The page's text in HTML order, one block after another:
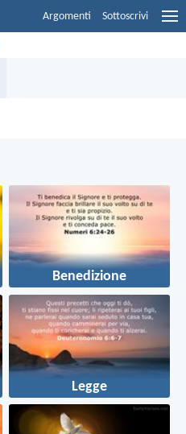
Argomenti Sottoscrivi
Benedizione
Legge